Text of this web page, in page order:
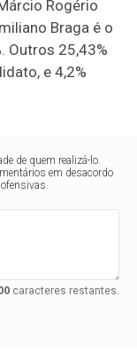
Rogério
Braga é o
Outros 25,43%
e 4,2%
de quem realizá-lo.
em desacordo
caracteres restantes.